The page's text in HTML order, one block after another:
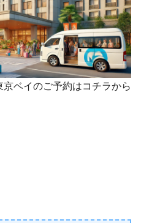
ベイのご予約はコチラから